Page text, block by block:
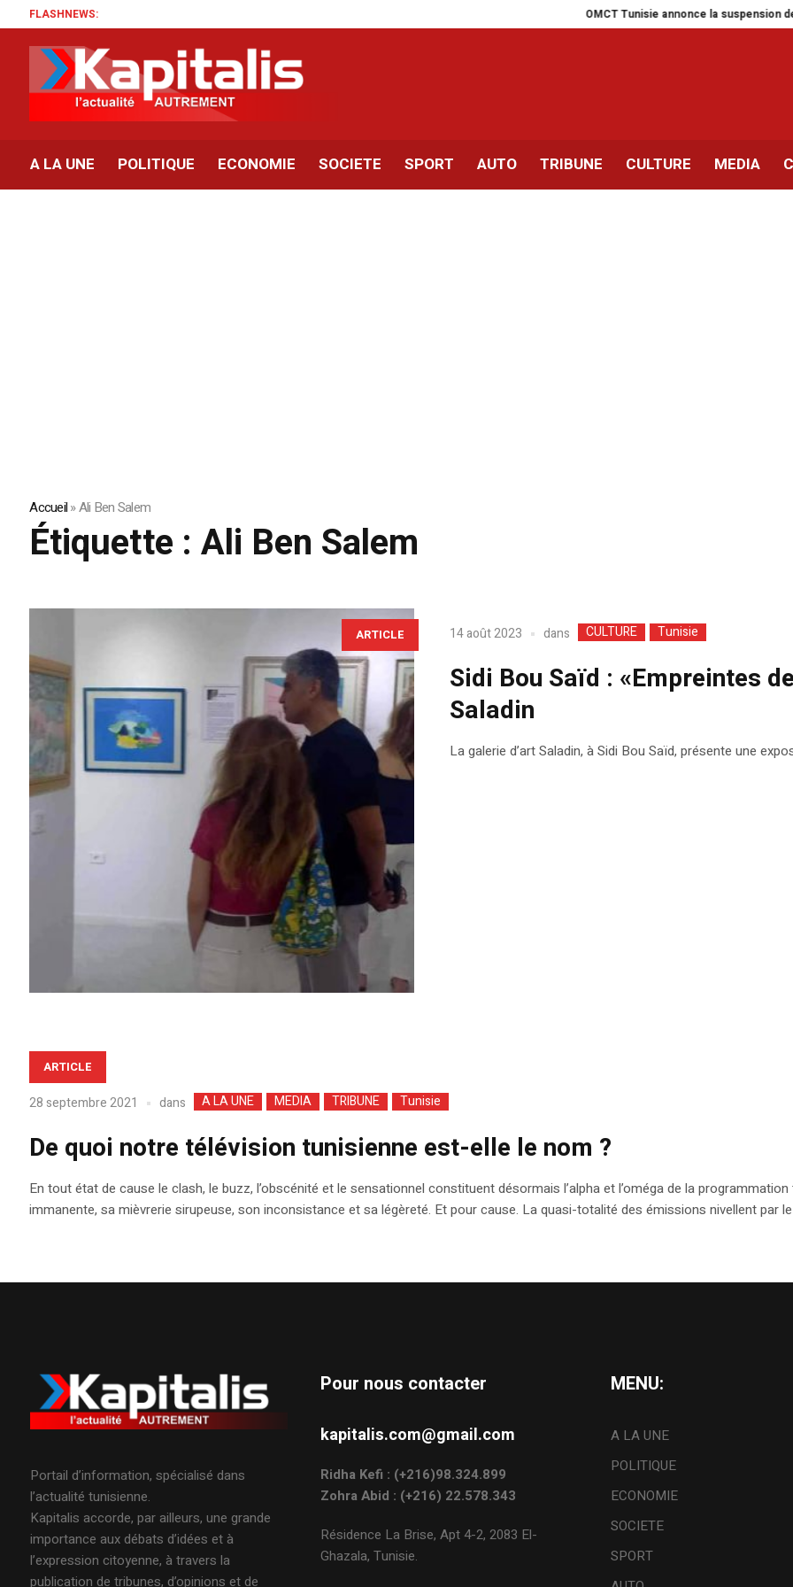
FLASHNEWS: OMCT Tunisie annonce la suspension de
A LA UNE POLITIQUE ECONOMIE SOCIETE SPORT AUTO TRIBUNE CULTURE MEDIA
Accueil»Ali Ben Salem
Étiquette :Ali Ben Salem
ARTICLE 14 août 2023 dans CULTURE Tunisie
Sidi Bou Saïd : «Empreintes
Saladin
La galerie d’art Saladin, à Sidi Bou Saïd, présente une
ARTICLE
28 septembre 2021 dans A LA UNE MEDIA TRIBUNE Tunisie
De quoi notre télévision tunisienne est-elle le nom ?
En tout état de cause le clash, le buzz, l’obscénité et le sensationnel constituent désormais l’alpha et l’oméga de la
immanente, sa mièvrerie sirupeuse, son inconsistance et sa légèreté. Et pour cause. La quasi-totalité des émissions nivellent par
Portail d’information, spécialisé dans
l’actualité tunisienne.
Kapitalis accorde, par ailleurs, une grande
importance aux débats d’idées et à
l’expression citoyenne, à travers la
publication de tribunes, d’opinions et de
Pour nous contacter
kapitalis.com@gmail.com
Ridha Kefi : (+216)98.324.899
Zohra Abid : (+216) 22.578.343
Résidence La Brise, Apt 4-2, 2083 El-
Ghazala, Tunisie.
MENU:
A LA UNE
POLITIQUE
ECONOMIE
SOCIETE
SPORT